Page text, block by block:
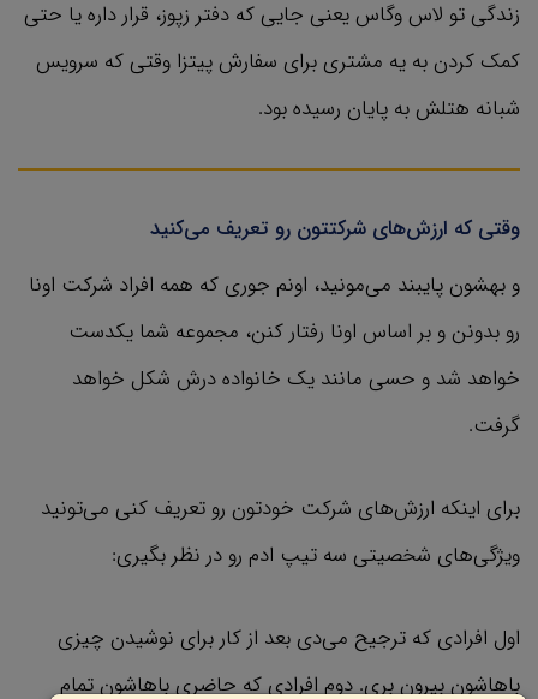
زندگی تو لاس وگاس یعنی جایی که دفتر زپوز، قرار داره یا حتی
کمک کردن به یه مشتری برای سفارش پیتزا وقتی که سرویس
شبانه هتلش به پایان رسیده بود.
وقتی که ارزش‌های شرکتتون رو تعریف می‌کنید
و بهشون پایبند می‌مونید، اونم جوری که همه افراد شرکت اونا
رو بدونن و بر اساس اونا رفتار کنن، مجموعه شما یکدست
خواهد شد و حسی مانند یک خانواده درش شکل خواهد
گرفت.
برای اینکه ارزش‌های شرکت خودتون رو تعریف کنی می‌تونید
ویژگی‌های شخصیتی سه تیپ ادم‌ رو در نظر بگیری:
اول افرادی که ترجیح می‌دی بعد از کار برای نوشیدن چیزی
باهاشون بیرون بری. دوم افرادی که حاضری باهاشون تمام